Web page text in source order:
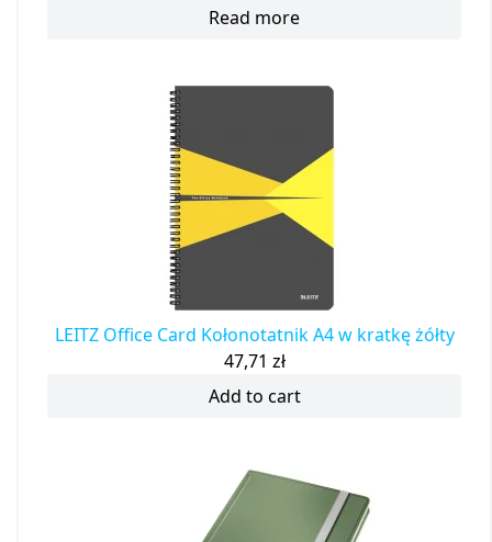
Read more
LEITZ Office Card Kołonotatnik A4 w kratkę żółty
47,71 zł
Add to cart